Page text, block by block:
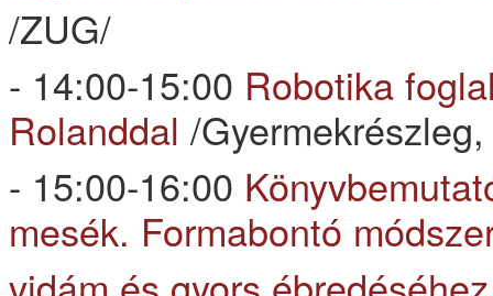
/ZUG/
- 14:00-15:00 Robotika
Rolanddal /
- 15:00-16:00
mesék. Formabontó